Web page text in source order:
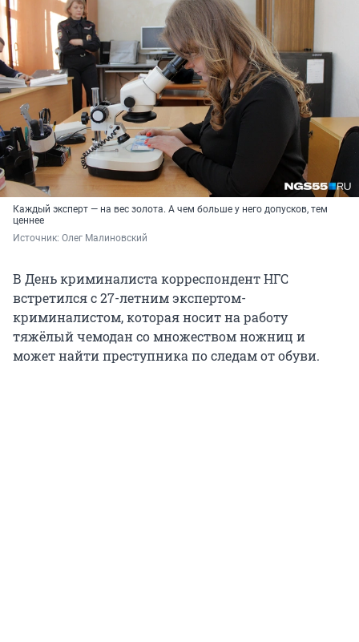
Каждый эксперт — на вес золота. А чем больше у него допусков, тем
ценнее
Источник: Олег Малиновский
В День криминалиста корреспондент НГС
встретился с 27-летним экспертом-
криминалистом, которая носит на работу
тяжёлый чемодан со множеством ножниц и
может найти преступника по следам от обуви.